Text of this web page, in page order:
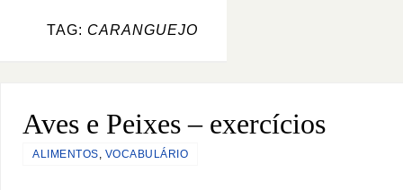
TAG: CARANGUEJO
Aves e Peixes – exercícios
ALIMENTOS, VOCABULÁRIO